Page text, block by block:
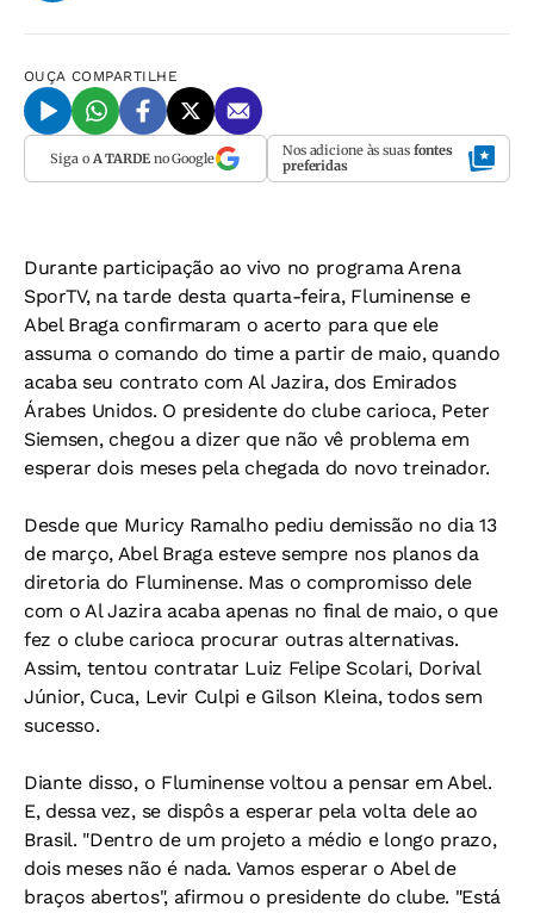
OUÇA COMPARTILHE
Siga o A TARDEno Google Nos adicione às suas fontes
preferidas
Durante participação ao vivo no programa Arena
SporTV, na tarde desta quarta-feira, Fluminense e
Abel Braga confirmaram o acerto para que ele
assuma o comando do time a partir de maio, quando
acaba seu contrato com Al Jazira, dos Emirados
Árabes Unidos. O presidente do clube carioca, Peter
Siemsen, chegou a dizer que não vê problema em
esperar dois meses pela chegada do novo treinador.
Desde que Muricy Ramalho pediu demissão no dia 13
de março, Abel Braga esteve sempre nos planos da
diretoria do Fluminense. Mas o compromisso dele
com o Al Jazira acaba apenas no final de maio, o que
fez o clube carioca procurar outras alternativas.
Assim, tentou contratar Luiz Felipe Scolari, Dorival
Júnior, Cuca, Levir Culpi e Gilson Kleina, todos sem
sucesso.
Diante disso, o Fluminense voltou a pensar em Abel.
E, dessa vez, se dispôs a esperar pela volta dele ao
Brasil. "Dentro de um projeto a médio e longo prazo,
dois meses não é nada. Vamos esperar o Abel de
braços abertos", afirmou o presidente do clube. "Está